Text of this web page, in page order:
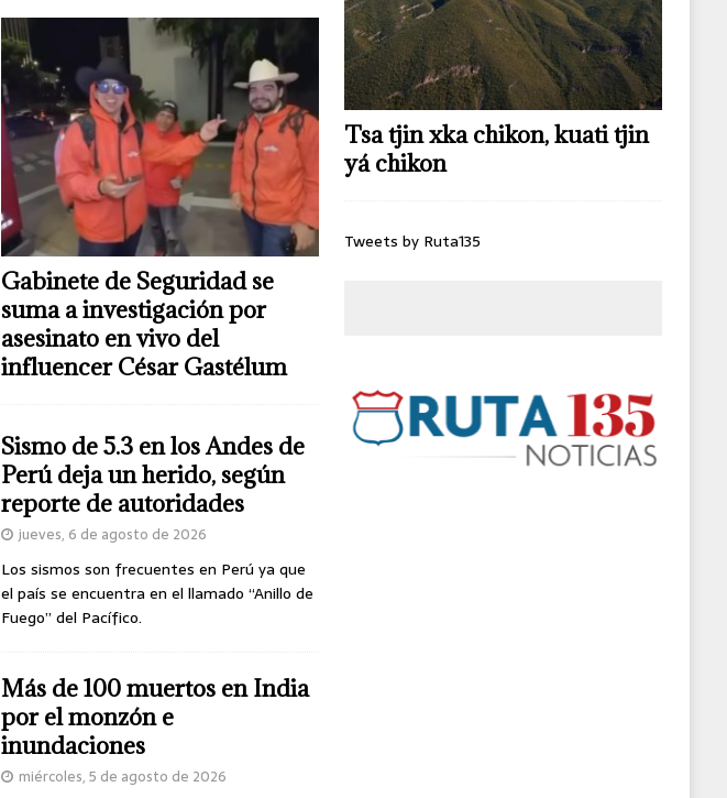
Gabinete de Seguridad se
suma a investigación por
asesinato en vivo del
influencer César Gastélum
Sismo de 5.3 en los Andes de
Perú deja un herido, según
reporte de autoridades
jueves, 6 de agosto de 2026
Los sismos son frecuentes en Perú ya que
el país se encuentra en el llamado “Anillo de
Fuego” del Pacífico.
Más de 100 muertos en India
por el monzón e
inundaciones
miércoles, 5 de agosto de 2026
Tsa tjin xka chikon, kuati tjin
yá chikon
Tweets by Ruta135